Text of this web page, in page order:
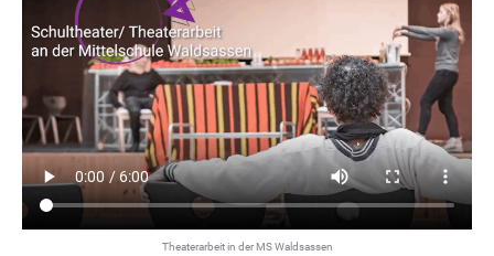
Theaterarbeit in der MS Waldsassen